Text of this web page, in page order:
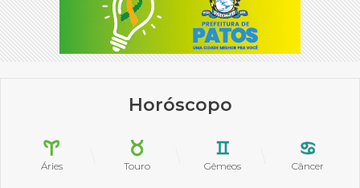
Horóscopo
Áries Touro Gêmeos Câncer